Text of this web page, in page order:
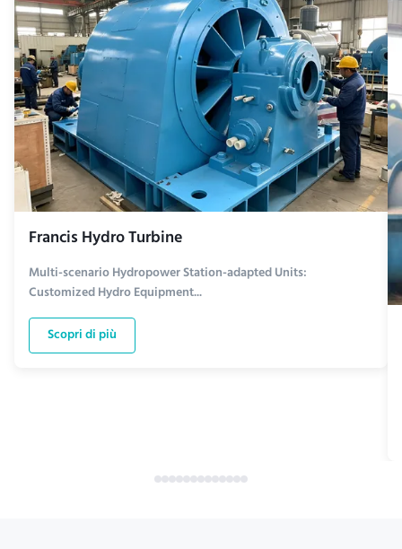
Francis Hydro Turbine
Multi-scenario Hydropower Station-adapted Units:
Customized Hydro Equipment...
Scopri di più